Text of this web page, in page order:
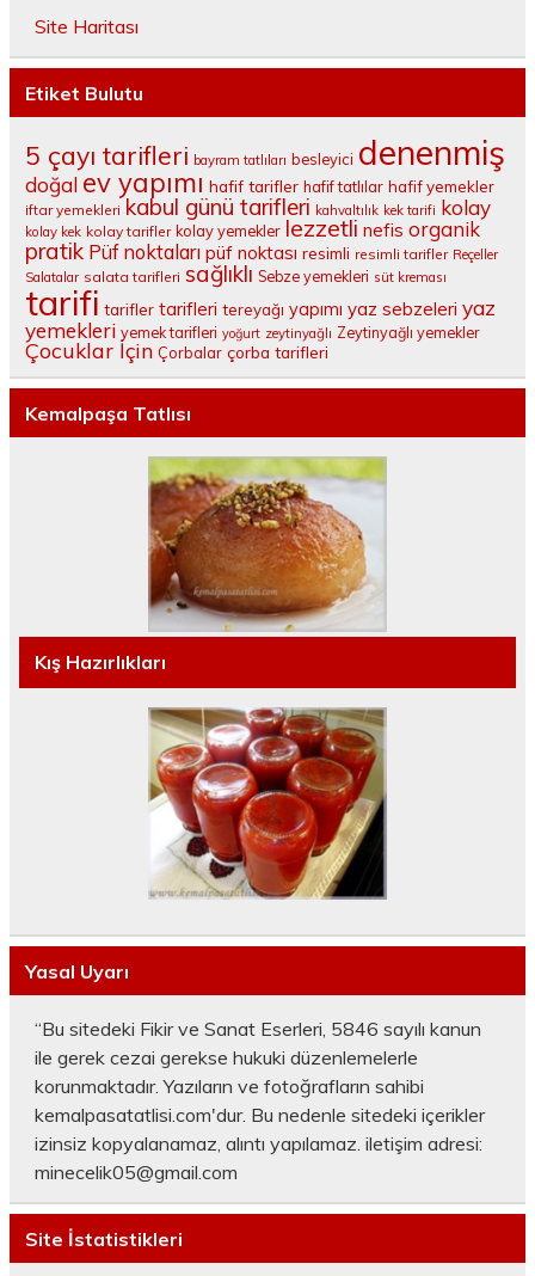
Site Haritası
Etiket Bulutu
5 çayı tarifleri bayram tatlıları besleyici denenmiş
doğal ev yapımı hafif tarifler hafif tatlılar hafif yemekler
iftar yemekleri kabul günü tarifleri kahvaltılık kek tarifi kolay
kolay kek kolay tarifler kolay yemekler lezzetli nefis organik
pratik Püf noktaları püf noktası resimli resimli tarifler Reçeller
Salatalar salata tarifleri sağlıklı Sebze yemekleri süt kreması
tarifi tarifler tarifleri tereyağı yapımı yaz sebzeleri yaz
yemekleri yemek tarifleri yoğurt zeytinyağlı Zeytinyağlı yemekler
Çocuklar İçin Çorbalar çorba tarifleri
Kemalpaşa Tatlısı
Kış Hazırlıkları
Yasal Uyarı
“Bu sitedeki Fikir ve Sanat Eserleri, 5846 sayılı kanun
ile gerek cezai gerekse hukuki düzenlemelerle
korunmaktadır. Yazıların ve fotoğrafların sahibi
kemalpasatatlisi.com'dur. Bu nedenle sitedeki içerikler
izinsiz kopyalanamaz, alıntı yapılamaz. iletişim adresi:
minecelik05@gmail.com
Site İstatistikleri